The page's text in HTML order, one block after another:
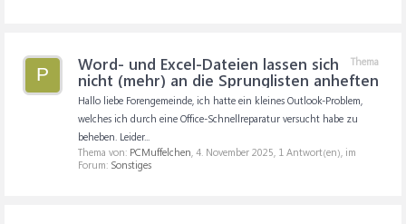
P
Thema
Word- und Excel-Dateien lassen sich
nicht (mehr) an die Sprunglisten anheften
Hallo liebe Forengemeinde, ich hatte ein kleines Outlook-Problem,
welches ich durch eine Office-Schnellreparatur versucht habe zu
beheben. Leider...
Thema von: PCMuffelchen, 4. November 2025, 1 Antwort(en), im
Forum: Sonstiges